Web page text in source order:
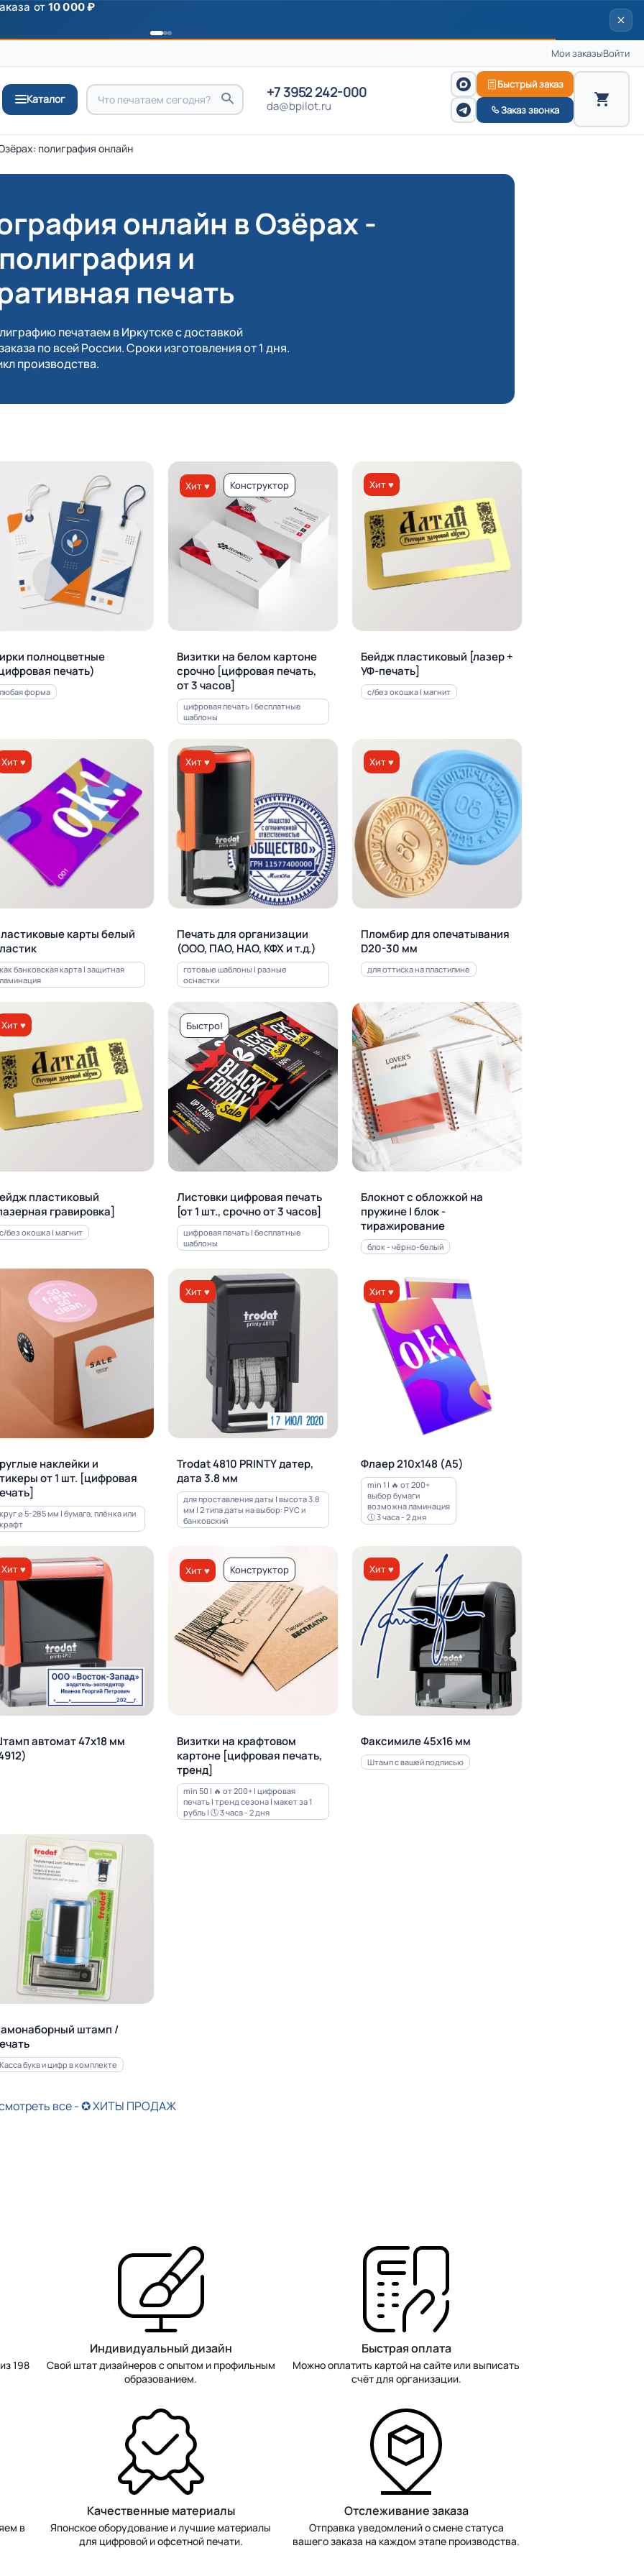
ПРИВЕТ
Мои заказыВойти
Каталог +7 3952 242-000
da@bpilot.ru
Быстрый заказ
Заказ звонка
полиграфия онлайн
онлайн в Озёрах -
и
печать
печатаем в Иркутске с доставкой
по всей России. Сроки изготовления от 1 дня.
производства.
полноцветные
печать)
любая форма
Хит ♥ Конструктор
Визитки на белом картоне
срочно [цифровая печать,
от 3 часов]
цифровая печать | бесплатные
шаблоны
Хит ♥
Бейдж пластиковый [лазер +
УФ-печать]
с/без окошка | магнит
Хит ♥
карты белый
как банковская карта | защитная
ламинация
Хит ♥
Печать для орга­ни­за­ции
(ООО, ПАО, НАО, КФХ и т.д.)
готовые шаблоны | разные
оснастки
Хит ♥
Пломбир для опечатывания
D20-30 мм
для оттиска на пластилине
Хит ♥
пластиковый
гравировка]
с/без окошка | магнит
Быстро!
Листовки цифровая печать
[от 1 шт., срочно от 3 часов]
цифровая печать | бесплатные
шаблоны
Блокнот с обложкой на
пружине | блок -
тиражирование
блок - чёрно-белый
наклейки и
от 1 шт. [цифровая
круг ⌀ 5-285 мм | бумага, плёнка или
крафт
Хит ♥
Trodat 4810 PRINTY датер,
дата 3.8 мм
для проставления даты | высота 3.8
мм | 2 типа даты на выбор: РУС и
банковский
Хит ♥
Флаер 210х148 (А5)
min 1 | 🔥 от 200+
выбор бумаги
возможна ламинация
🕔 3 часа - 2 дня
Хит ♥
автомат 47х18 мм
Хит ♥ Конструктор
Визитки на крафтовом
картоне [цифровая печать,
тренд]
min 50 | 🔥 от 200+ | цифровая
печать | тренд сезона | макет за 1
рубль | 🕔 3 часа - 2 дня
Хит ♥
Факсимиле 45х16 мм
Штамп с вашей подписью
штамп /
Касса букв и цифр в комплекте
все - ✪ ХИТЫ ПРОДАЖ
198
Индивидуальный дизайн
Свой штат дизайнеров с опытом и профильным
образованием.
Быстрая оплата
Можно оплатить картой на сайте или выписать
счёт для организации.
в
Качественные материалы
Японское оборудование и лучшие материалы
для цифровой и офсетной печати.
Отслеживание заказа
Отправка уведомлений о смене статуса
вашего заказа на каждом этапе производства.